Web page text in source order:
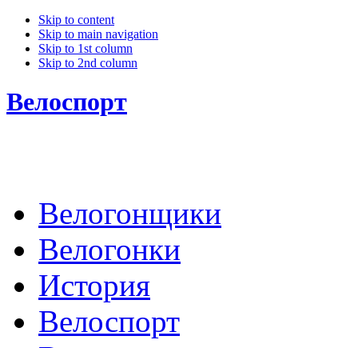
Skip to content
Skip to main navigation
Skip to 1st column
Skip to 2nd column
Велоспорт
Велогонщики
Велогонки
История
Велоспорт